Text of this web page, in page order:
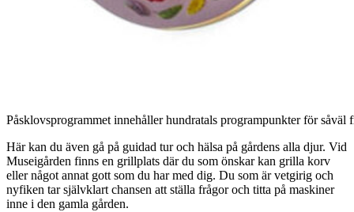
Påsklovsprogrammet innehåller hundratals programpunkter för såväl
Här kan du även gå på guidad tur och hälsa på gårdens alla djur. Vid
Museigården finns en grillplats där du som önskar kan grilla korv
eller något annat gott som du har med dig. Du som är vetgirig och
nyfiken tar självklart chansen att ställa frågor och titta på maskiner
inne i den gamla gården.